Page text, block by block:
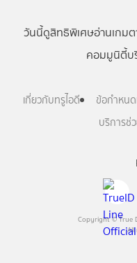
Copyright © True
All
วันนี้ดูสิทธิพิเศษอ่านเกม
คอมมูนิตี้บ
เกี่ยวกับทรูไอดี ข้อกำหนด
บริการช่